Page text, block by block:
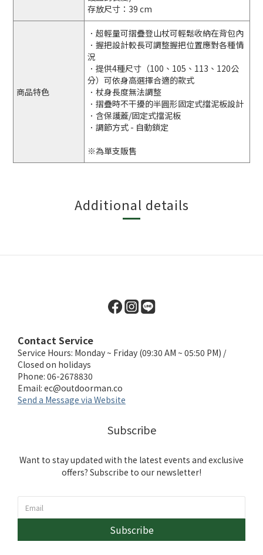
存放尺寸：39 cm
商品特色
．超輕量可摺疊登山杖可輕鬆收納在背包內
．握把設計較長可調整握把位置應對各種情
況
．提供4種尺寸（100、105、113、120公
分）可依身高選擇合適的款式
．杖身長度無法調整
．摺疊時不干擾的半圓形固定式擋泥板設計
．含保護蓋/固定式擋泥板
．調節方式 - 自動鎖定
※為單支販售
Additional details
Contact Service
Service Hours: Monday ~ Friday (09:30 AM ~ 05:50 PM) /
Closed on holidays
Phone: 06-2678830
Email: ec@outdoorman.co
Send a Message via Website
Subscribe
Want to stay updated with the latest events and exclusive
offers? Subscribe to our newsletter!
Subscribe